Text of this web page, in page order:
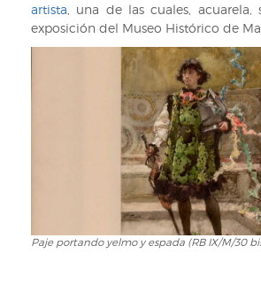
artista , una de las cuales,
exposición del Museo Histórico de
Paje
Paje portando yelmo y espada (RB IX/M/30